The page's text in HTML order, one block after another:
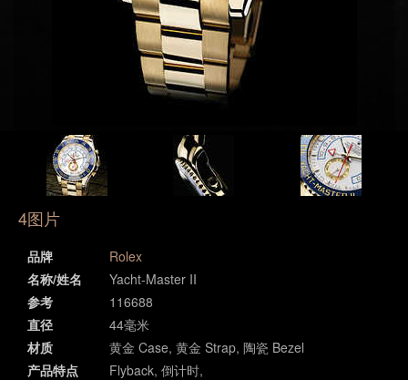
4图片
品牌
Rolex
名称/姓名
Yacht-Master II
参考
116688
直径
44毫米
材质
黄金 Case, 黄金 Strap, 陶瓷 Bezel
产品特点
Flyback, 倒计时,